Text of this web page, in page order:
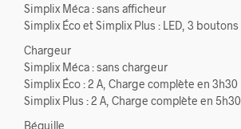
Simplix Méca : sans afficheur
Simplix Éco et Simplix Plus : LED, 3 boutons
Chargeur
Simplix Méca : sans chargeur
Simplix Éco : 2 A, Charge complète en 3h30
Simplix Plus : 2 A, Charge complète en 5h30
Béquille